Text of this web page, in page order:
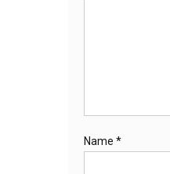
Name *